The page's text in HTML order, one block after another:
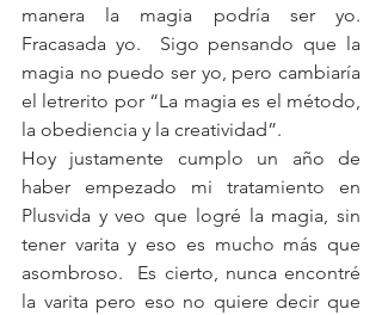
manera la magia podría ser yo.
Fracasada yo.  Sigo pensando que la
magia no puedo ser yo, pero cambiaría
el letrerito por “La magia es el método,
la obediencia y la creatividad”.
Hoy justamente cumplo un año de
haber empezado mi tratamiento en
Plusvida y veo que logré la magia, sin
tener varita y eso es mucho más que
asombroso.  Es cierto, nunca encontré
la varita pero eso no quiere decir que